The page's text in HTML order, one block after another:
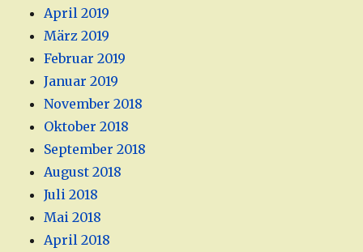
April 2019
März 2019
Februar 2019
Januar 2019
November 2018
Oktober 2018
September 2018
August 2018
Juli 2018
Mai 2018
April 2018